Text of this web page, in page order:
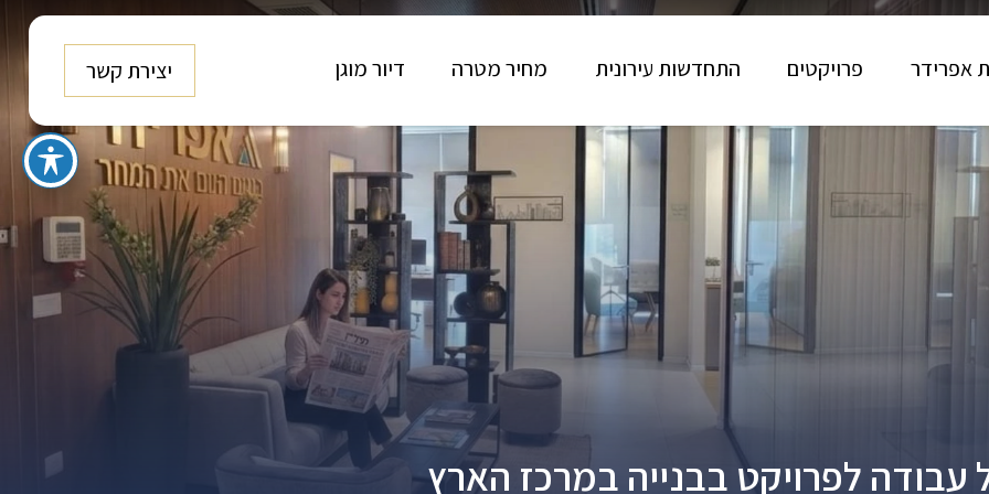
אפרידר פרויקטים התחדשות עירונית מחיר מטרה דיור מוגן יצירת קשר
עבודה לפרויקט בבנייה במרכז הארץ